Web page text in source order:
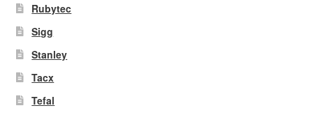
Rubytec
Sigg
Stanley
Tacx
Tefal